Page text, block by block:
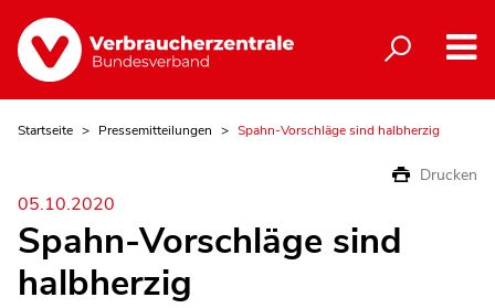
Startseite Pressemitteilungen Spahn-Vorschläge sind halbherzig
Drucken
05.10.2020
Spahn-Vorschläge sind
halbherzig